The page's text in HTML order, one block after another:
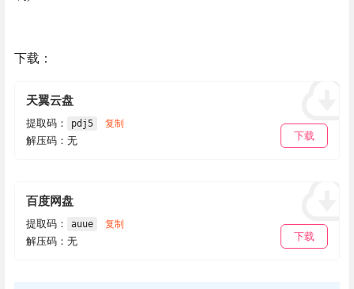
下载：
天翼云盘
提取码： pdj5 复制
解压码：无 下载
百度网盘
提取码： auue 复制
解压码：无 下载